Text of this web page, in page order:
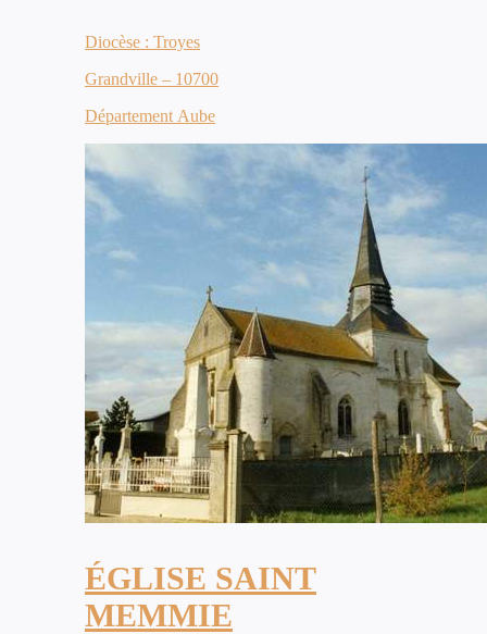
Diocèse : Troyes
Grandville – 10700
Département Aube
ÉGLISE SAINT
MEMMIE